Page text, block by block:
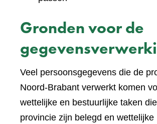
Gronden voor de
Veel persoonsgegevens die de
Noord-Brabant verwerkt komen
wettelijke en bestuurlijke taken
provincie zijn belegd en wettelijke